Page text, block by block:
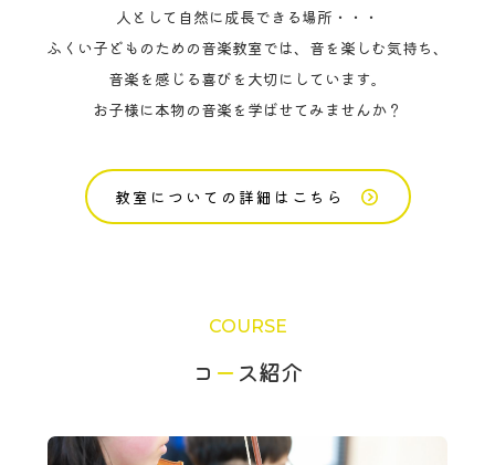
人として自然に成長できる場所・・・
ふくい子どものための音楽教室では、音を楽しむ気持ち、
音楽を感じる喜びを大切にしています。
お子様に本物の音楽を学ばせてみませんか？
教室についての詳細はこちら
COURSE
‍コ ー ス紹介